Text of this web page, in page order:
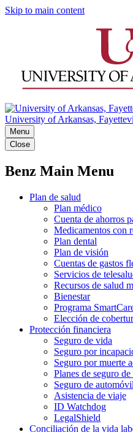
Skip to main content
University of Arkansas,
Menu
Close
Benz Main Menu
Plan de salud
Plan médico
Cuenta de ahorros
Medicamentos con
Plan dental
Plan de visión
Cuentas de gastos
Servicios de
Recursos de salud
Bienestar
Programa
Elección de
Protección financiera
Seguro de vida
Seguro por
Seguro por muerte
Planes de seguro
Seguro de
Asistencia de viaje
ID Watchdog
LegalShield
Conciliación de la vida